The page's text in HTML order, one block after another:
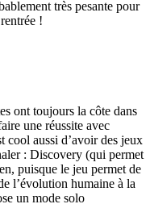
très pesante pour
!
ont toujours la côte dans
une réussite avec
cool aussi d’avoir des jeux
: Discovery (qui permet
puisque le jeu permet de
l’évolution humaine à la
un mode solo